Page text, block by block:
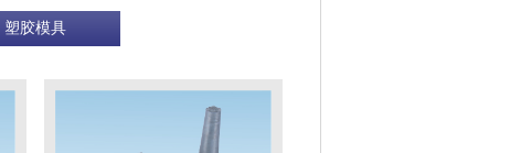
塑胶模具